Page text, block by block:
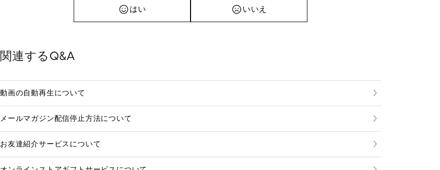
はい いいえ
関連するQ&A
動画の自動再生について
メールマガジン配信停止方法について
お友達紹介サービスについて